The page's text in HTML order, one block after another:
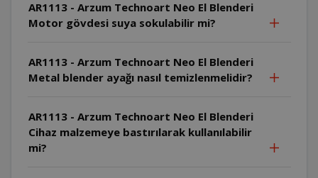
AR1113 - Arzum Technoart Neo El Blenderi
Motor gövdesi suya sokulabilir mi?
AR1113 - Arzum Technoart Neo El Blenderi
Metal blender ayağı nasıl temizlenmelidir?
AR1113 - Arzum Technoart Neo El Blenderi
Cihaz malzemeye bastırılarak kullanılabilir
mi?